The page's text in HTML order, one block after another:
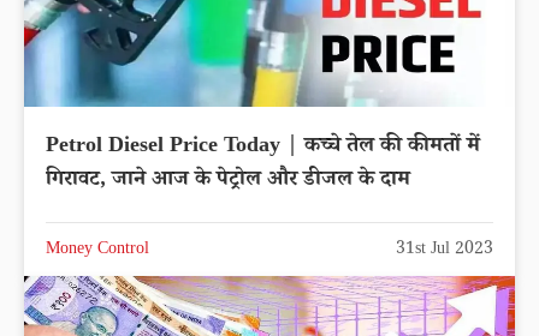
Petrol Diesel Price Today | कच्चे तेल की कीमतों में
गिरावट, जाने आज के पेट्रोल और डीजल के दाम
Money Control 31st Jul 2023